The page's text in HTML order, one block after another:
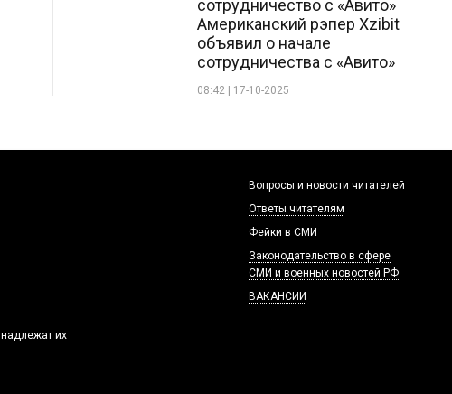
сотрудничество с «Авито»
Американский рэпер Xzibit
объявил о начале
сотрудничества с «Авито»
08:42 | 17-10-2025
их
Вопросы и новости читателей
Ответы читателям
Фейки в СМИ
Законодательство в сфере
СМИ и военных новостей РФ
ВАКАНСИИ